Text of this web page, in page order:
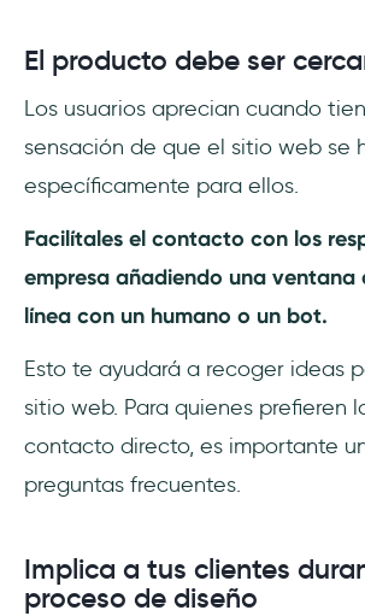
El producto debe ser
Los usuarios aprecian cuando
sensación de que el sitio web se
específicamente para ellos.
Facilítales el contacto con los
empresa añadiendo una ventana
línea con un humano o un bot.
Esto te ayudará a recoger ideas
sitio web. Para quienes prefieren
contacto directo, es importante
preguntas frecuentes.
Implica a tus clientes
proceso de diseño